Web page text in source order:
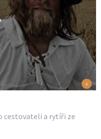
cestovateli a rytíři ze